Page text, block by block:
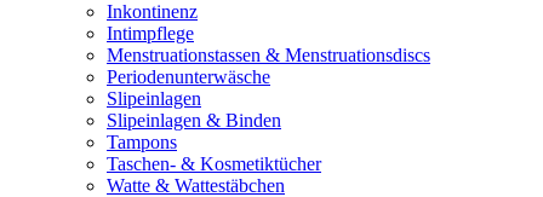
Inkontinenz
Intimpflege
Menstruationstassen & Menstruationsdiscs
Periodenunterwäsche
Slipeinlagen
Slipeinlagen & Binden
Tampons
Taschen- & Kosmetiktücher
Watte & Wattestäbchen